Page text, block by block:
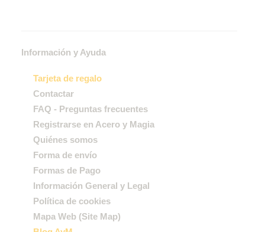
Información y Ayuda
Tarjeta de regalo
Contactar
FAQ - Preguntas frecuentes
Registrarse en Acero y Magia
Quiénes somos
Forma de envío
Formas de Pago
Información General y Legal
Política de cookies
Mapa Web (Site Map)